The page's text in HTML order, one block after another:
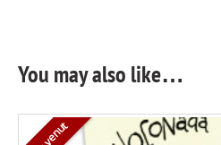
You may also like…